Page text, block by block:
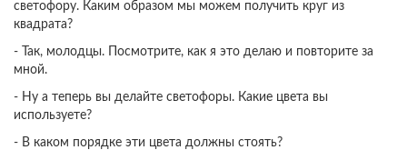
светофору. Каким образом мы можем получить круг из
квадрата?
- Так, молодцы. Посмотрите, как я это делаю и повторите за
мной.
- Ну а теперь вы делайте светофоры. Какие цвета вы
используете?
- В каком порядке эти цвета должны стоять?